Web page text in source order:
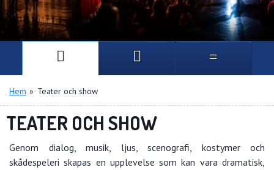
Hem » Teater och show
TEATER OCH SHOW
Genom dialog, musik, ljus, scenografi, kostymer och
skådespeleri skapas en upplevelse som kan vara dramatisk,